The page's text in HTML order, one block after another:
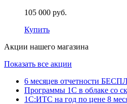
105 000 руб.
Купить
Акции нашего магазина
Показать все акции
6 месяцев отчетности
Программы 1С в облаке со
1С:ИТС на год по цене 8